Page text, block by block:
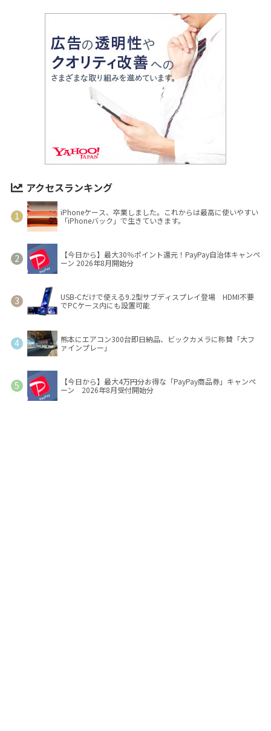
アクセスランキング
iPhoneケース、卒業しました。これからは最高に使いやすい
「iPhoneバック」で生きていきます。
【今日から】最大30％ポイント還元！PayPay自治体キャンペ
ーン 2026年8月開始分
USB-Cだけで使える9.2型サブディスプレイ登場 HDMI不要
でPCケース内にも設置可能
熊本にエアコン300台即日納品、ビックカメラに称賛「大フ
ァインプレー」
【今日から】最大4万円分お得な「PayPay商品券」キャンペ
ーン 2026年8月受付開始分